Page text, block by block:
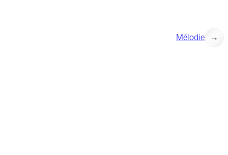
Mélodie →